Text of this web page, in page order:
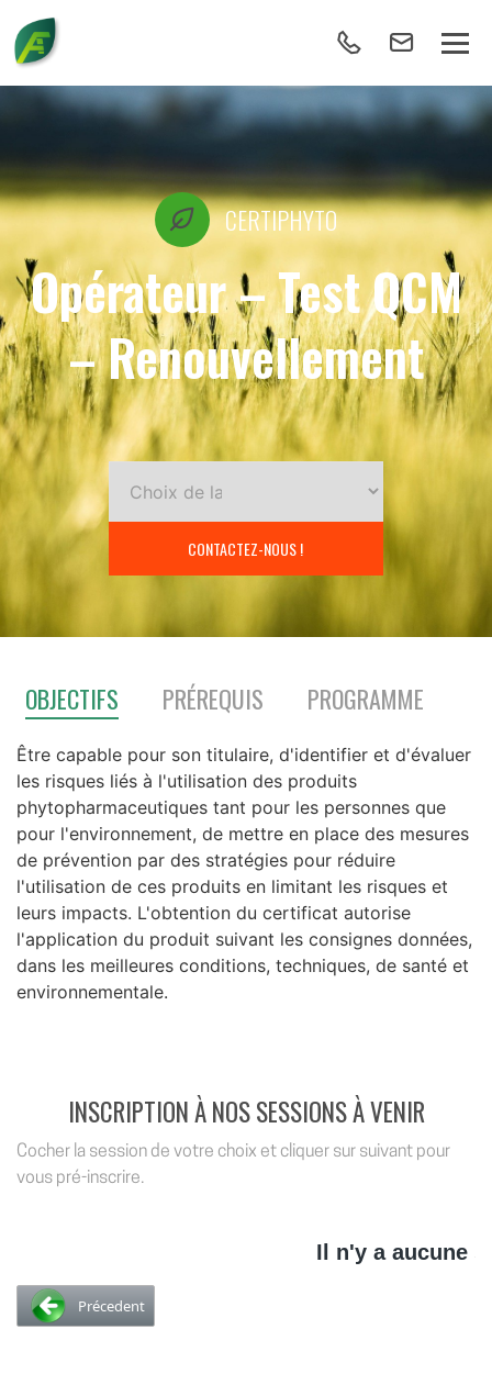
CERTIPHYTO
Opérateur – Test QCM
– Renouvellement
CONTACTEZ-NOUS !
OBJECTIFS PRÉREQUIS PROGRAMME
Être capable pour son titulaire, d'identifier et d'évaluer
les risques liés à l'utilisation des produits
phytopharmaceutiques tant pour les personnes que
pour l'environnement, de mettre en place des mesures
de prévention par des stratégies pour réduire
l'utilisation de ces produits en limitant les risques et
leurs impacts. L'obtention du certificat autorise
l'application du produit suivant les consignes données,
dans les meilleures conditions, techniques, de santé et
environnementale.
INSCRIPTION À NOS SESSIONS À VENIR
Cocher la session de votre choix et cliquer sur suivant pour
vous pré-inscrire.